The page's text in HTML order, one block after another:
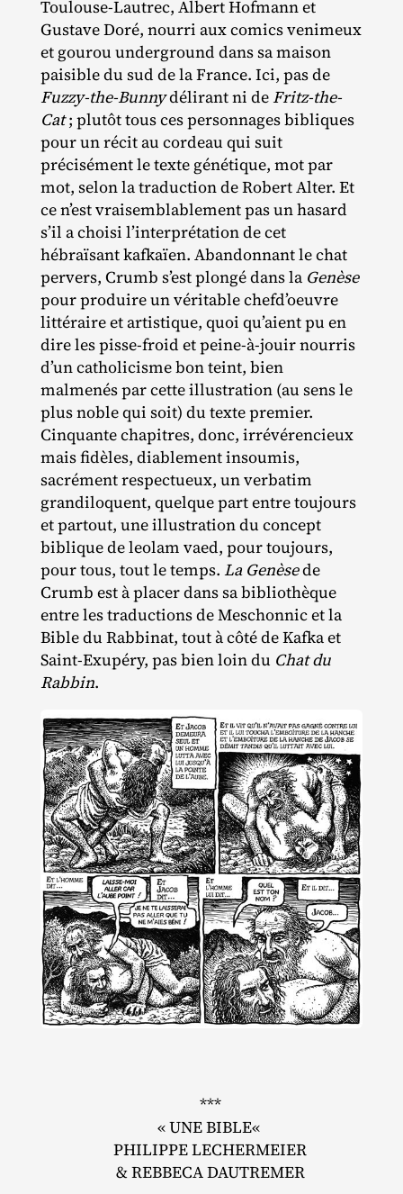
Toulouse‐​Lautrec, Albert Hofmann et
Gustave Doré, nourri aux comics venimeux
et gourou underground dans sa maison
paisible du sud de la France. Ici, pas de
Fuzzy-the-Bunnydélirant ni deFritz-the-
Cat; plutôt tous ces personnages bibliques
pour un récit au cordeau qui suit
précisément le texte génétique, mot par
mot, selon la traduction de Robert Alter. Et
ce n’est vraisemblablement pas un hasard
s’il a choisi l’interprétation de cet
hébraïsant kafkaïen. Abandonnant le chat
pervers, Crumb s’est plongé dans la Genèse
pour produire un véritable chefd’oeuvre
littéraire et artistique, quoi qu’aient pu en
dire les pisse‐​froid et peine‐​à‐​jouir nourris
d’un catholicisme bon teint, bien
malmenés par cette illustration (au sens le
plus noble qui soit) du texte premier.
Cinquante chapitres, donc, irrévérencieux
mais fidèles, diablement insoumis,
sacrément respectueux, un verbatim
grandiloquent, quelque part entre toujours
et partout, une illustration du concept
biblique de leolam vaed, pour toujours,
pour tous, tout le temps. La Genèsede
Crumb est à placer dans sa bibliothèque
entre les traductions de Meschonnic et la
Bible du Rabbinat, tout à côté de Kafka et
Saint‐​Exupéry, pas bien loin du Chat du
Rabbin.
***
« UNE BIBLE«
PHILIPPE LECHERMEIER
& REBBECA DAUTREMER